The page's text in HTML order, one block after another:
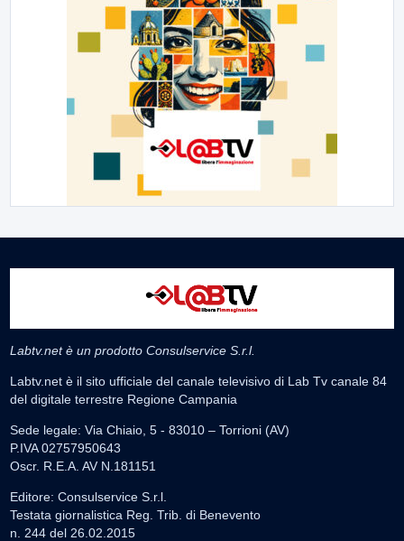
Labtv.net è un prodotto Consulservice S.r.l.
Labtv.net è il sito ufficiale del canale televisivo di Lab Tv canale 84
del digitale terrestre Regione Campania
Sede legale: Via Chiaio, 5 - 83010 – Torrioni (AV)
P.IVA 02757950643
Oscr. R.E.A. AV N.181151
Editore: Consulservice S.r.l.
Testata giornalistica Reg. Trib. di Benevento
n. 244 del 26.02.2015